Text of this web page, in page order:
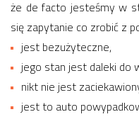
że de facto jesteśmy w
się zapytanie co zrobić z
jest bezużyteczne,
jego stan jest daleki do
nikt nie jest
jest to auto